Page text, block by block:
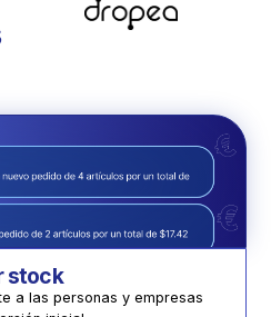
stock
a las personas y empresas